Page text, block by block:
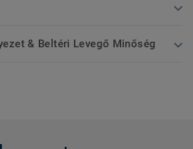
& Beltéri Levegő Minőség